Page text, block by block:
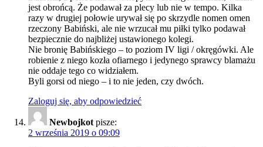
jest obrońcą. Że podawał za plecy lub nie w tempo. Kilka
razy w drugiej połowie urywał się po skrzydle nomen omen
rzeczony Babiński, ale nie wrzucał mu piłki tylko podawał
bezpiecznie do najbliżej ustawionego kolegi.
Nie bronię Babińskiego – to poziom IV ligi / okręgówki. Ale
robienie z niego kozła ofiarnego i jedynego sprawcy blamażu
nie oddaje tego co widziałem.
Byli gorsi od niego – i to nie jeden, czy dwóch.
Zaloguj się, aby odpowiedzieć
Newbojkot pisze:
2 września 2019 o 09:09